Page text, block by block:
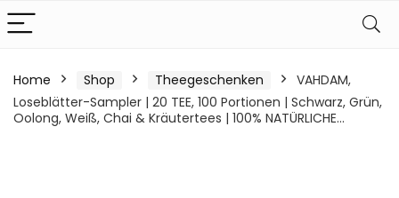
Home Shop Theegeschenken
VAHDAM,
Loseblätter-Sampler | 20 TEE, 100 Portionen | Schwarz, Grün,
Oolong, Weiß, Chai & Kräutertees | 100% NATÜRLICHE…